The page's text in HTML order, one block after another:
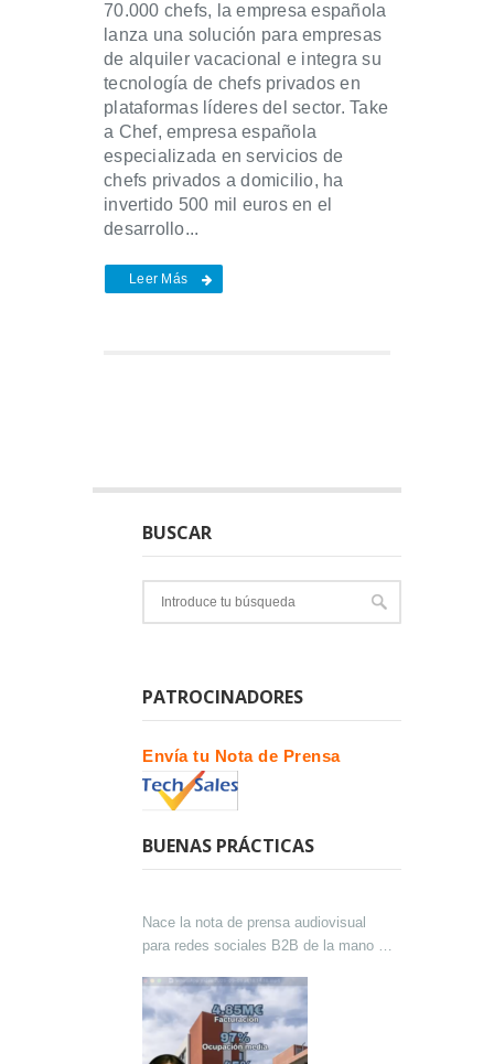
70.000 chefs, la empresa española
lanza una solución para empresas
de alquiler vacacional e integra su
tecnología de chefs privados en
plataformas líderes del sector. Take
a Chef, empresa española
especializada en servicios de
chefs privados a domicilio, ha
invertido 500 mil euros en el
desarrollo...
Leer Más
BUSCAR
PATROCINADORES
Envía tu Nota de Prensa
BUENAS PRÁCTICAS
Nace la nota de prensa audiovisual
para redes sociales B2B de la mano de